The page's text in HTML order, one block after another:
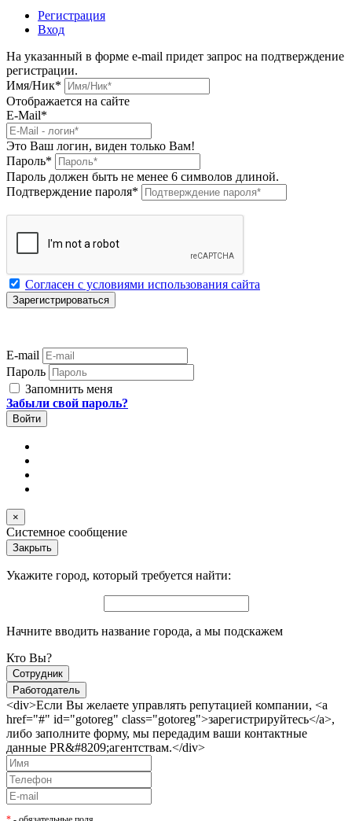
Регистрация
Вход
На указанный в форме e-mail придет запрос на подтверждение
регистрации.
Имя/Ник*
Отображается на сайте
E-Mail*
Это Ваш логин, виден только Вам!
Пароль*
Пароль должен быть не менее 6 символов длиной.
Подтверждение пароля*
Согласен с условиями использования сайта
E-mail
Пароль
Запомнить меня
Забыли свой пароль?
×
Системное сообщение
Закрыть
Укажите город, который требуется найти:
Начните вводить название города, а мы подскажем
Кто Вы?
Сотрудник
Работодатель
<div>Если Вы желаете управлять репутацией компании, <a
href="#" id="gotoreg" class="gotoreg">зарегистрируйтесь</a>,
либо заполните форму, мы передадим ваши контактные
данные PR&#8209;агентствам.</div>